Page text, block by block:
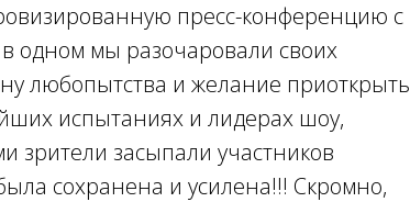
пресс-конференцию с
одном мы разочаровали своих
любопытства и желание приоткрыть
испытаниях и лидерах шоу,
зрители засыпали участников
сохранена и усилена!!! Скромно,